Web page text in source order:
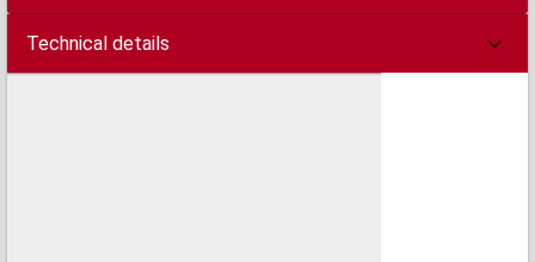
Technical details